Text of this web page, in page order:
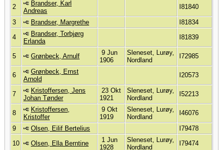
2
Brandser, Karl
Andreas
I81840
3 Brandser, Margrethe
I81834
4
Brandser, Torbjørg
Erlanda
I81839
5 Grønbeck, Arnulf
9 Jun
1906
Sleneset, Lurøy,
Nordland
I72985
6
Grønbeck, Ernst
Arnold
I20573
7
Kristoffersen, Jens
Johan Tønder
23 Okt
1921
Sleneset, Lurøy,
Nordland
I52213
8
Kristoffersen,
Kristoffer
9 Okt
1919
Sleneset, Lurøy,
Nordland
I46076
9 Olsen, Eilif Bertelius
I79478
10
Olsen, Ella Berntine
1 Jun
1928
Sleneset, Lurøy,
Nordland
I79474